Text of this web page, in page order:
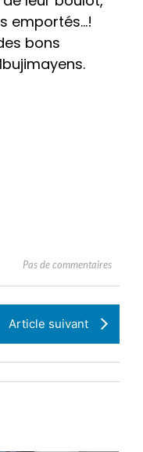
emportés…!
bons
Pas de commentaires
Article suivant